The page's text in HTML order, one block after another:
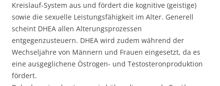
Kreislauf-System aus und fördert die kognitive (geistige)
sowie die sexuelle Leistungsfähigkeit im Alter. Generell
scheint DHEA allen Alterungsprozessen
entgegenzusteuern. DHEA wird zudem während der
Wechseljahre von Männern und Frauen eingesetzt, da es
eine ausgeglichene Östrogen- und Testosteronproduktion
fördert.